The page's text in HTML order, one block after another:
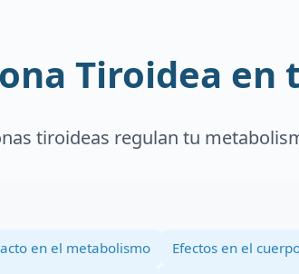
Tiroidea
tiroideas regulan tu
en el metabolismo Efectos en el